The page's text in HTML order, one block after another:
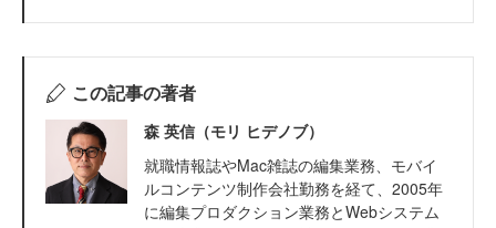
この記事の著者
森 英信（モリ ヒデノブ）
就職情報誌やMac雑誌の編集業務、モバイ
ルコンテンツ制作会社勤務を経て、2005年
に編集プロダクション業務とWebシステム